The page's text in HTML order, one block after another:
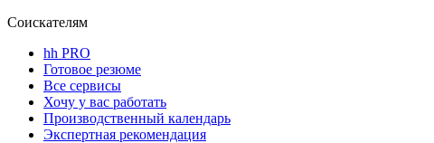
Соискателям
hh PRO
Готовое резюме
Все сервисы
Хочу у вас работать
Производственный календарь
Экспертная рекомендация